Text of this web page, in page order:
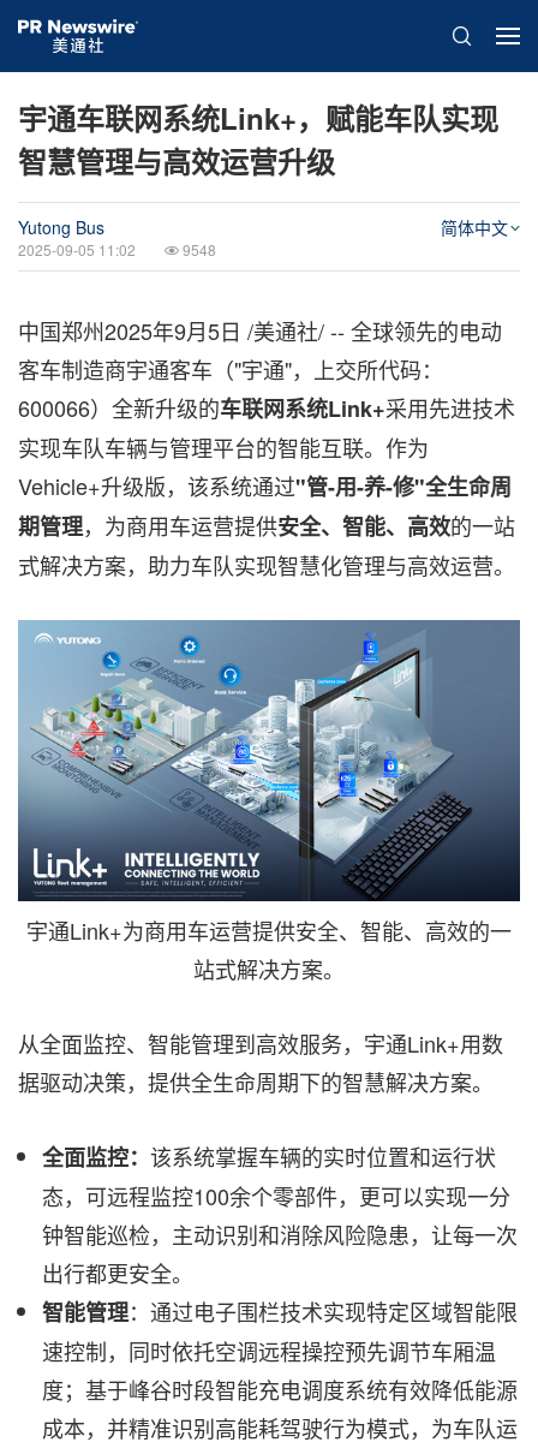
宇通车联网系统Link+，赋能车队实现
智慧管理与高效运营升级
Yutong Bus
2025-09-05 11:02 9548
简体中文
中国郑州2025年9月5日 /美通社/ -- 全球领先的电动
客车制造商宇通客车（"宇通"，上交所代码：
600066）全新升级的车联网系统Link+采用先进技术
实现车队车辆与管理平台的智能互联。作为
Vehicle+升级版，该系统通过"管-用-养-修"全生命周
期管理，为商用车运营提供安全、智能、高效的一站
式解决方案，助力车队实现智慧化管理与高效运营。
宇通Link+为商用车运营提供安全、智能、高效的一
站式解决方案。
从全面监控、 智能管理到高效服务，宇通Link+用数
据驱动决策，提供全生命周期下的智慧解决方案。
全面监控： 该系统掌握车辆的实时位置和运行状
态，可远程监控100余个零部件，更可以实现一分
钟智能巡检，主动识别和消除风险隐患，让每一次
出行都更安全。
智能管理：通过电子围栏技术实现特定区域智能限
速控制，同时依托空调远程操控预先调节车厢温
度；基于峰谷时段智能充电调度系统有效降低能源
成本，并精准识别高能耗驾驶行为模式，为车队运